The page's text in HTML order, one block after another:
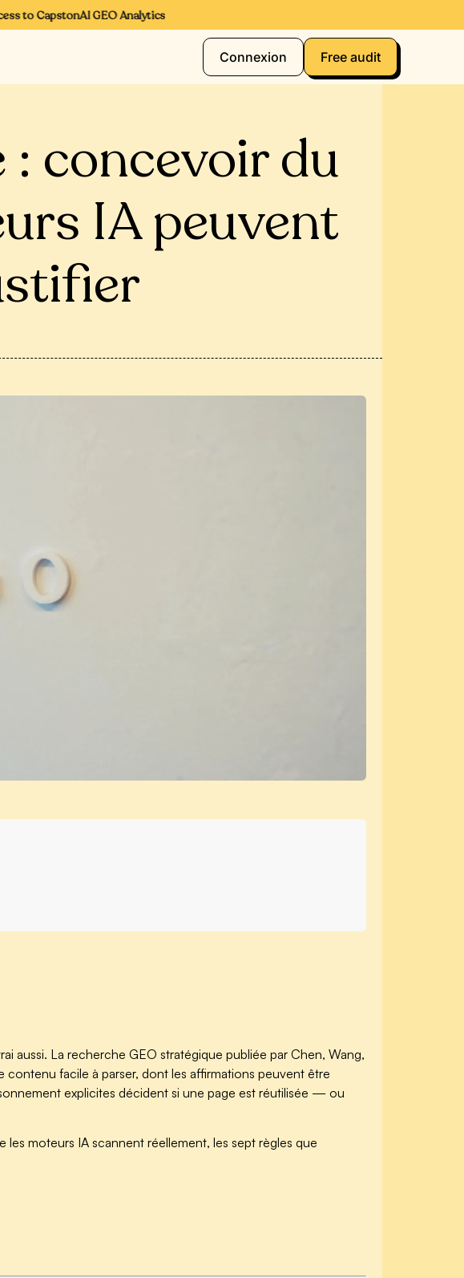
to CapstonAI GEO Analytics
Connexion Free audit
concevoir du
IA peuvent
aussi. La recherche GEO stratégique publiée par Chen, Wang,
facile à parser, dont les affirmations peuvent être
explicites décident si une page est réutilisée — ou
moteurs IA scannent réellement, les sept règles que